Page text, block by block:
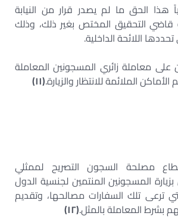
هذا الحق ما لم يصدر قرار من النيابة
قاضي التحقيق المختص بغير ذلك، وذلك
اللائحة الداخلية.
على معاملة زائري المسجونين المعاملة
الملائمة للانتظار والزيارة.(١١)
مصلحة السجون التصريح لممثلي
المسجونين المنتمين لجنسية الدول
ترعى تلك السفارات مصالحها، وتقديم
بشرط المعاملة بالمثل.(١٢)